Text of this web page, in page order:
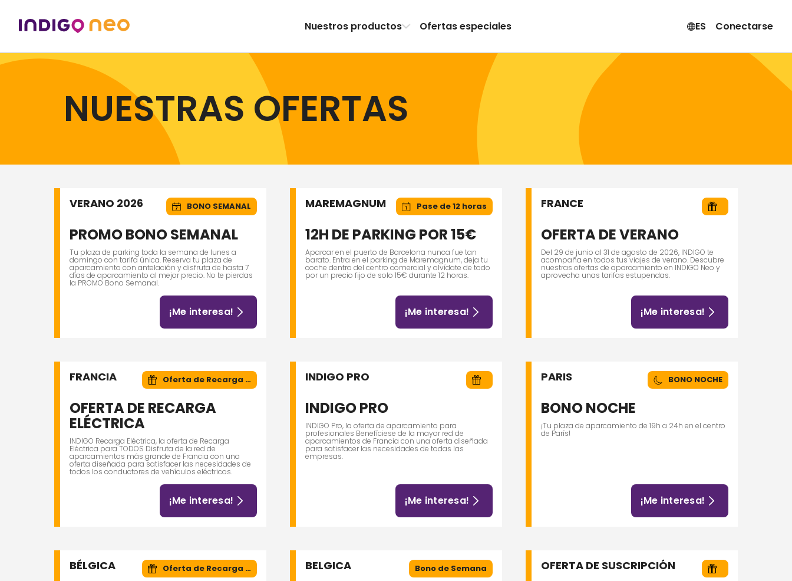
Nuestros productos Ofertas especiales ES Conectarse
NUESTRAS OFERTAS
VERANO 2026 BONO SEMANAL
PROMO BONO SEMANAL
Tu plaza de parking toda la semana de lunes a
domingo con tarifa única. Reserva tu plaza de
aparcamiento con antelación y disfruta de hasta 7
días de aparcamiento al mejor precio. No te pierdas
la PROMO Bono Semanal.
¡Me interesa!
MAREMAGNUM Pase de 12 horas
12H DE PARKING POR 15€
Aparcar en el puerto de Barcelona nunca fue tan
barato. Entra en el parking de Maremagnum, deja tu
coche dentro del centro comercial y olvídate de todo
por un precio fijo de solo 15€ durante 12 horas.
¡Me interesa!
FRANCE
OFERTA DE VERANO
Del 29 de junio al 31 de agosto de 2026, INDIGO te
acompaña en todos tus viajes de verano. Descubre
nuestras ofertas de aparcamiento en INDIGO Neo y
aprovecha unas tarifas estupendas.
¡Me interesa!
FRANCIA Oferta de Recarga Eléctrica
OFERTA DE RECARGA
ELÉCTRICA
INDIGO Recarga Eléctrica, la oferta de Recarga
Eléctrica para TODOS Disfruta de la red de
aparcamientos más grande de Francia con una
oferta diseñada para satisfacer las necesidades de
todos los conductores de vehículos eléctricos.
¡Me interesa!
INDIGO PRO
INDIGO PRO
INDIGO Pro, la oferta de aparcamiento para
profesionales Benefíciese de la mayor red de
aparcamientos de Francia con una oferta diseñada
para satisfacer las necesidades de todas las
empresas.
¡Me interesa!
PARIS BONO NOCHE
BONO NOCHE
¡Tu plaza de aparcamiento de 19h a 24h en el centro
de París!
¡Me interesa!
BÉLGICA Oferta de Recarga Eléctrica BELGICA Bono de Semana OFERTA DE SUSCRIPCIÓN